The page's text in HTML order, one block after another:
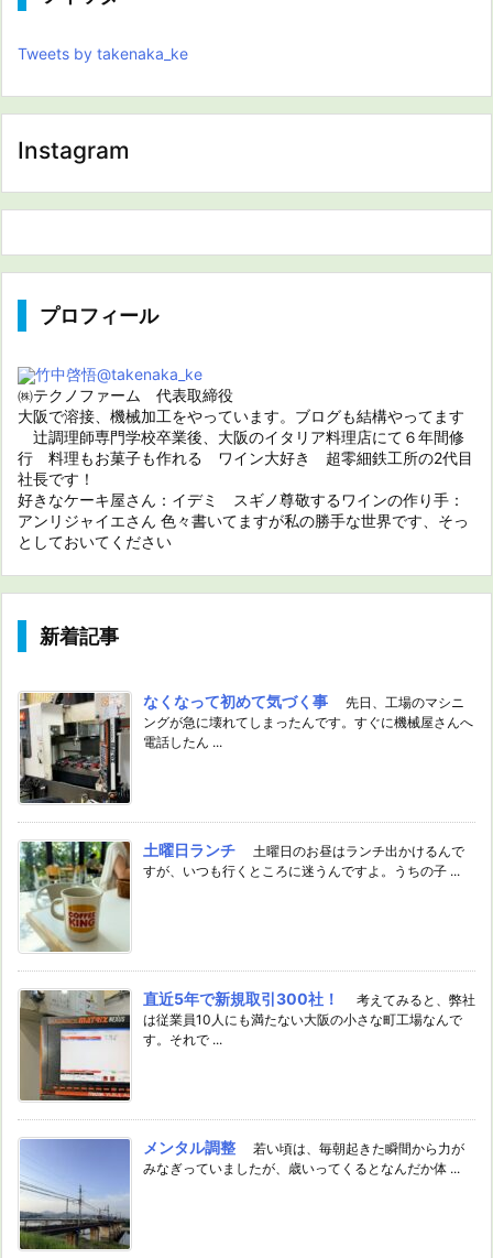
Tweets by takenaka_ke
Instagram
プロフィール
竹中啓悟@takenaka_ke
㈱テクノファーム 代表取締役
大阪で溶接、機械加工をやっています。ブログも結構やってます
辻調理師専門学校卒業後、大阪のイタリア料理店にて６年間修
行 料理もお菓子も作れる ワイン大好き 超零細鉄工所の2代目
社長です！
好きなケーキ屋さん：イデミ スギノ尊敬するワインの作り手：
アンリジャイエさん 色々書いてますが私の勝手な世界です、そっ
としておいてください
新着記事
なくなって初めて気づく事
先日、工場のマシニ
ングが急に壊れてしまったんです。すぐに機械屋さんへ
電話したん ...
土曜日ランチ
土曜日のお昼はランチ出かけるんで
すが、いつも行くところに迷うんですよ。うちの子 ...
直近5年で新規取引300社！
考えてみると、弊社
は従業員10人にも満たない大阪の小さな町工場なんで
す。それで ...
メンタル調整
若い頃は、毎朝起きた瞬間から力が
みなぎっていましたが、歳いってくるとなんだか体 ...